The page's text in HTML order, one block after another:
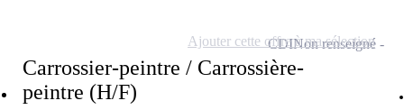
Carrossier-peintre / Carrossière-
peintre (H/F)
CDINon renseigné
Ajouter cette offre à ma sélection